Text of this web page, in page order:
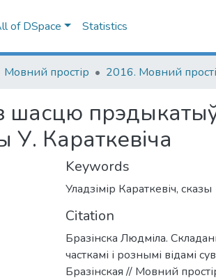
of DSpace Statistics
Мовний простір
У. Караткевіча
Keywords
Уладзімір Караткевіч, сказы
Citation
Бразінска Людміла.
часткамі і рознымі відамі
Бразінская // Мовний